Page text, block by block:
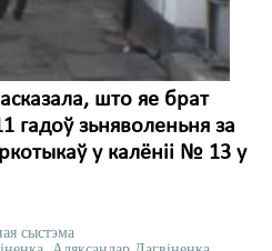
што яе брат
гадоў зьняволеньня за
у калёніі № 13 у
сыстэма